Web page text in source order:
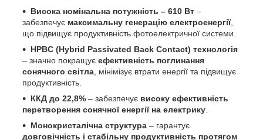
Висока номінальна потужність – 610 Вт –
забезпечує максимальну генерацію електроенергії,
що підвищує продуктивність фотоелектричної системи.
HPBC (Hybrid Passivated Back Contact) технологія
– значно покращує ефективність поглинання
сонячного світла, мінімізує втрати енергії та підвищує
продуктивність.
ККД до 22,8% – забезпечує високу ефективність
перетворення сонячної енергії на електрику.
Монокристалічна структура – гарантує
довговічність і стабільну продуктивність протягом